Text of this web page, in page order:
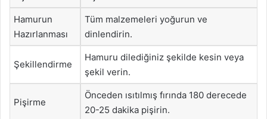
Hamurun
Hazırlanması
Tüm malzemeleri yoğurun ve
dinlendirin.
Şekillendirme
Hamuru dilediğiniz şekilde kesin veya
şekil verin.
Pişirme
Önceden ısıtılmış fırında 180 derecede
20-25 dakika pişirin.